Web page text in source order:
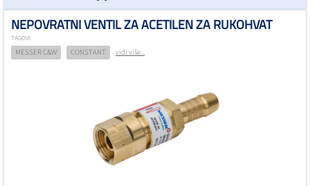
NEPOVRATNI VENTIL ZA ACETILEN ZA RUKOHVAT
TAGOVI:
MESSER C&W CONSTANT vidi više...